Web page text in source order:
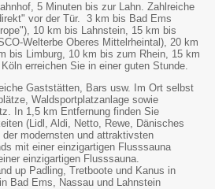
5 Minuten bis zur Lahn. Zahlreiche
vor der Tür. 3 km bis Bad Ems
10 km bis Lahnstein, 15 km bis
Welterbe Oberes Mittelrheintal), 20 km
bis Limburg, 10 km bis zum Rhein, 15 km
erreichen Sie in einer guten Stunde.
Gaststätten, Bars usw. Im Ort selbst
Waldsportplatzanlage sowie
In 1,5 km Entfernung finden Sie
(Lidl, Aldi, Netto, Rewe, Dänisches
modernsten und attraktivsten
mit einer einzigartigen Flusssauna
einzigartigen Flusssauna.
up Padling, Tretboote und Kanus in
Bad Ems, Nassau und Lahnstein